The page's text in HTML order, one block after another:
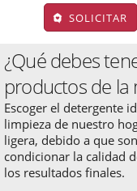
SOLICITAR
¿Qué debes
productos de la
Escoger el detergente
limpieza de nuestro
ligera, debido a que
condicionar la calidad
los resultados finales.